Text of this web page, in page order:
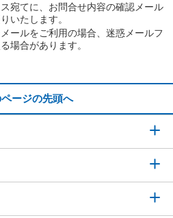
宛てに、お問合せ内容の確認メール
いたします。
ールをご利用の場合、迷惑メールフ
場合があります。
ージの先頭へ